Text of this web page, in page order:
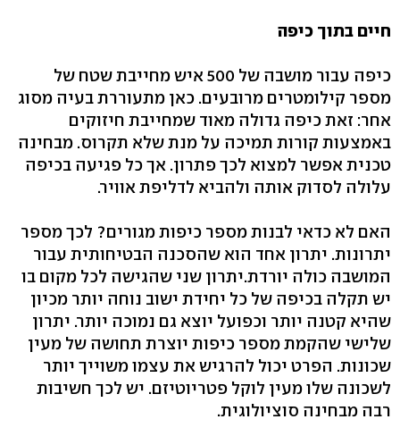
חיים בתוך כיפה
כיפה עבור מושבה של 500 איש מחייבת שטח של
מספר קילומטרים מרובעים. כאן מתעוררת בעיה מסוג
אחר: זאת כיפה גדולה מאוד שמחייבת חיזוקים
באמצעות קורות תמיכה על מנת שלא תקרוס. מבחינה
טכנית אפשר למצוא לכך פתרון. אך כל פגיעה בכיפה
עלולה לסדוק אותה ולהביא לדליפת אוויר.
האם לא כדאי לבנות מספר כיפות מגורים? לכך מספר
יתרונות. יתרון אחד הוא שהסכנה הבטיחותית עבור
המושבה כולה יורדת.יתרון שני שהגישה לכל מקום בו
יש תקלה בכיפה של כל יחידת ישוב נוחה יותר מכיון
שהיא קטנה יותר וכפועל יוצא גם נמוכה יותר. יתרון
שלישי שהקמת מספר כיפות יוצרת תחושה של מעין
שכונות. הפרט יכול להרגיש את עצמו משוייך יותר
לשכונה שלו מעין לוקל פטריוטיזם. יש לכך חשיבות
רבה מבחינה סוציולוגית.